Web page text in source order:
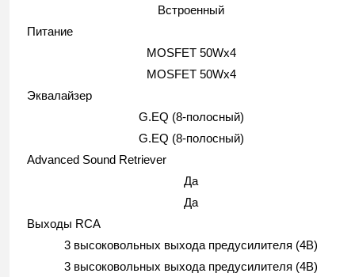
Встроенный
Питание
MOSFET 50Wx4
MOSFET 50Wx4
Эквалайзер
G.EQ (8-полосный)
G.EQ (8-полосный)
Advanced Sound Retriever
Да
Да
Выходы RCA
3 высоковольных выхода предусилителя (4В)
3 высоковольных выхода предусилителя (4В)